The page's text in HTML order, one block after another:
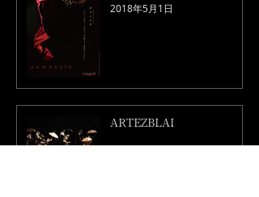
2018年5月1日
ARTEZBLAI
2018年2月23日